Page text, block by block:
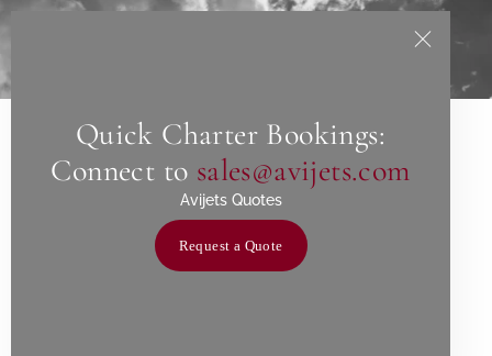
Services
Charters
Quick Charter Bookings:
Connect to sales@avijets.com
Avijets Quotes
Request a Quote